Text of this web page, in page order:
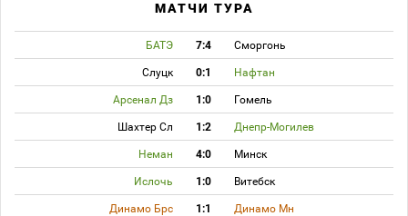
МАТЧИ ТУРА
БАТЭ 7:4 Сморгонь
Слуцк 0:1 Нафтан
Арсенал Дз 1:0 Гомель
Шахтер Сл 1:2 Днепр-Могилев
Неман 4:0 Минск
Ислочь 1:0 Витебск
Динамо Брс 1:1 Динамо Мн